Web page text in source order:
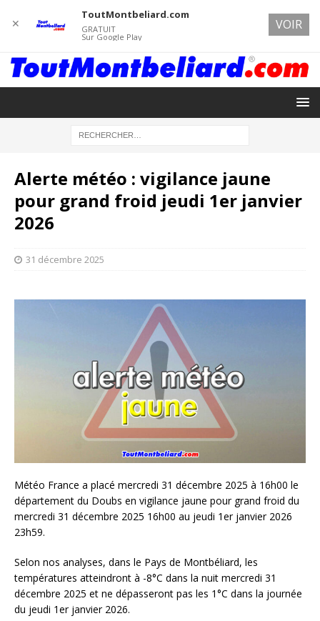
Alerte météo : vigilance jaune
pour grand froid jeudi 1er janvier
2026
31 décembre 2025
Météo France a placé mercredi 31 décembre 2025 à 16h00 le
département du Doubs en vigilance jaune pour grand froid du
mercredi 31 décembre 2025 16h00 au jeudi 1er janvier 2026
23h59.
Selon nos analyses, dans le Pays de Montbéliard, les
températures atteindront à -8°C dans la nuit mercredi 31
décembre 2025 et ne dépasseront pas les 1°C dans la journée
du jeudi 1er janvier 2026.
✕
ToutMontbeliard.com
GRATUIT
Sur Google Play
VOIR